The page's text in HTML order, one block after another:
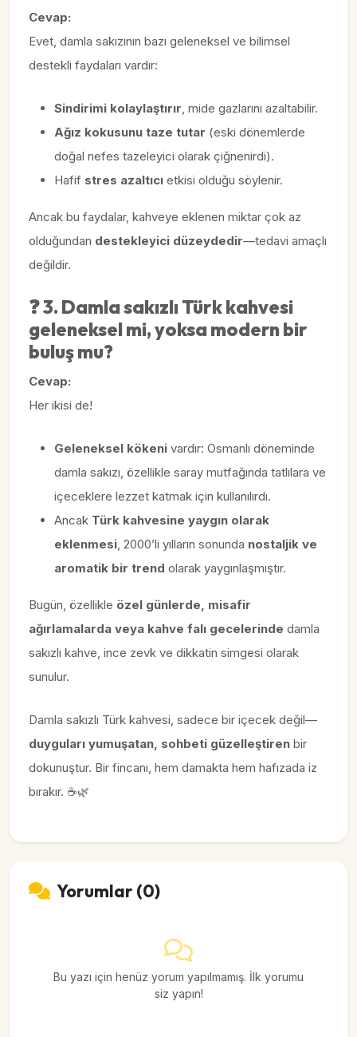
Cevap:
Evet, damla sakızının bazı geleneksel ve bilimsel
destekli faydaları vardır:
Sindirimi kolaylaştırır, mide gazlarını azaltabilir.
Ağız kokusunu taze tutar (eski dönemlerde
doğal nefes tazeleyici olarak çiğnenirdi).
Hafif stres azaltıcı etkisi olduğu söylenir.
Ancak bu faydalar, kahveye eklenen miktar çok az
olduğundan destekleyici düzeydedir—tedavi amaçlı
değildir.
❓3. Damla sakızlı Türk kahvesi
geleneksel mi, yoksa modern bir
buluş mu?
Cevap:
Her ikisi de!
Geleneksel kökeni vardır: Osmanlı döneminde
damla sakızı, özellikle saray mutfağında tatlılara ve
içeceklere lezzet katmak için kullanılırdı.
Ancak Türk kahvesine yaygın olarak
eklenmesi, 2000’li yılların sonunda nostaljik ve
aromatik bir trend olarak yaygınlaşmıştır.
Bugün, özellikle özel günlerde, misafir
ağırlamalarda veya kahve falı gecelerinde damla
sakızlı kahve, ince zevk ve dikkatin simgesi olarak
sunulur.
Damla sakızlı Türk kahvesi, sadece bir içecek değil—
duyguları yumuşatan, sohbeti güzelleştiren bir
dokunuştur. Bir fincanı, hem damakta hem hafızada iz
bırakır. ☕🌿
Yorumlar (0)
Bu yazı için henüz yorum yapılmamış. İlk yorumu
siz yapın!